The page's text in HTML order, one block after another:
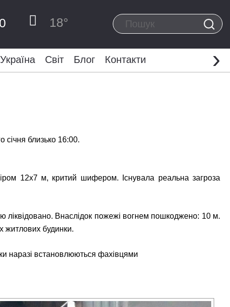
18°
Україна Світ Блог Контакти ›
близько 16:00.
12х7 м, критий шифером. Існувала реальна загроза
ліквідовано. Внаслідок пожежі вогнем пошкоджено: 10 м.
житлових будинки.
наразі встановлюються фахівцями